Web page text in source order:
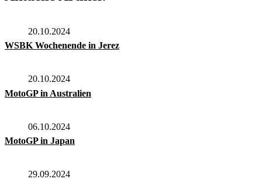
20.10.2024
WSBK Wochenende in Jerez
20.10.2024
MotoGP in Australien
06.10.2024
MotoGP in Japan
29.09.2024